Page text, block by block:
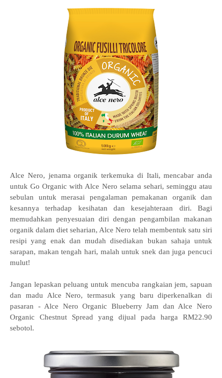
Alce Nero, jenama organik terkemuka di Itali, mencabar anda
untuk Go Organic with Alce Nero selama sehari, seminggu atau
sebulan untuk merasai pengalaman pemakanan organik dan
kesannya terhadap kesihatan dan kesejahteraan diri. Bagi
memudahkan penyesuaian diri dengan pengambilan makanan
organik dalam diet seharian, Alce Nero telah membentuk satu siri
resipi yang enak dan mudah disediakan bukan sahaja untuk
sarapan, makan tengah hari, malah untuk snek dan juga pencuci
mulut!
Jangan lepaskan peluang untuk mencuba rangkaian jem, sapuan
dan madu Alce Nero, termasuk yang baru diperkenalkan di
pasaran - Alce Nero Organic Blueberry Jam dan Alce Nero
Organic Chestnut Spread yang dijual pada harga RM22.90
sebotol.